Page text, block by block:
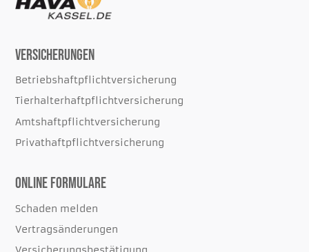
Versicherungen
Betriebshaftpflichtversicherung
Tierhalterhaftpflichtversicherung
Amtshaftpflichtversicherung
Privathaftpflichtversicherung
Online Formulare
Schaden melden
Vertragsänderungen